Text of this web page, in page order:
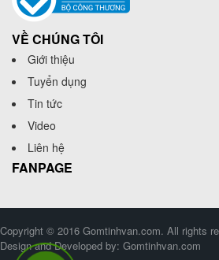
VỀ CHÚNG TÔI
Giới thiệu
Tuyển dụng
Tin tức
Video
Liên hệ
FANPAGE
Copyright © 2016 Gomtinhvan.com. All rights
Design and Developed by: Gomtinhvan.com